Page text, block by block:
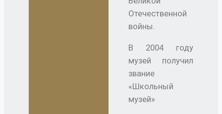
Отечественной
войны.
В 2004 году
музей получил
звание
«Школьный
музей»